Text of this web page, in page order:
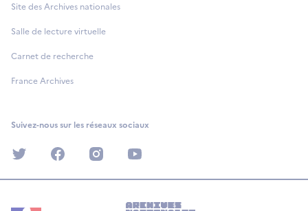
Site des Archives nationales
Salle de lecture virtuelle
Carnet de recherche
France Archives
Suivez-nous sur les réseaux sociaux
twitter facebook instagram